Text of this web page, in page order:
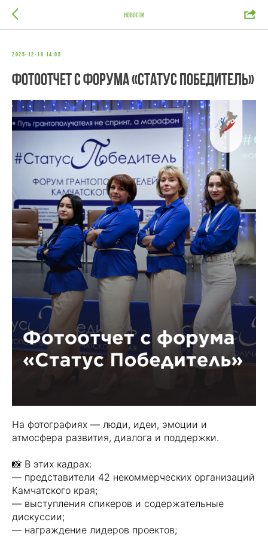
Новости
2025-12-18 14:05
Фотоотчет с форума «Статус Победитель»
На фотографиях — люди, идеи, эмоции и
атмосфера развития, диалога и поддержки.
📸 В этих кадрах:
— представители 42 некоммерческих организаций
Камчатского края;
— выступления спикеров и содержательные
дискуссии;
— награждение лидеров проектов;